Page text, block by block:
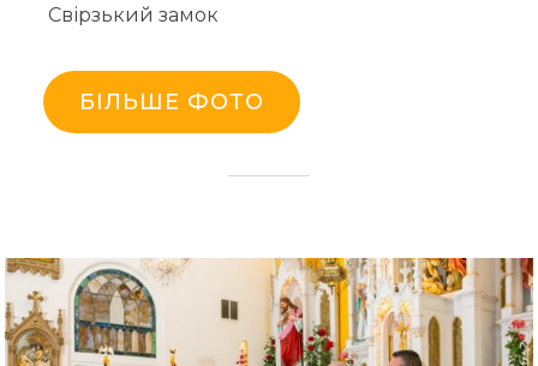
Свірзький замок
БІЛЬШЕ ФОТО